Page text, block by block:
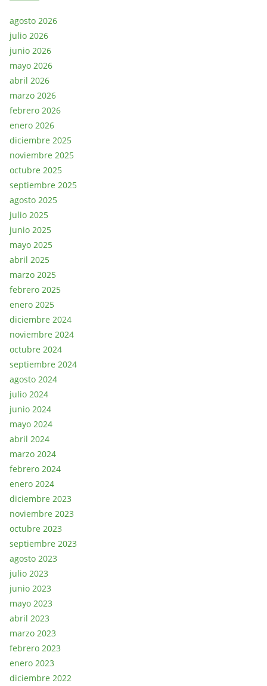
agosto 2026
julio 2026
junio 2026
mayo 2026
abril 2026
marzo 2026
febrero 2026
enero 2026
diciembre 2025
noviembre 2025
octubre 2025
septiembre 2025
agosto 2025
julio 2025
junio 2025
mayo 2025
abril 2025
marzo 2025
febrero 2025
enero 2025
diciembre 2024
noviembre 2024
octubre 2024
septiembre 2024
agosto 2024
julio 2024
junio 2024
mayo 2024
abril 2024
marzo 2024
febrero 2024
enero 2024
diciembre 2023
noviembre 2023
octubre 2023
septiembre 2023
agosto 2023
julio 2023
junio 2023
mayo 2023
abril 2023
marzo 2023
febrero 2023
enero 2023
diciembre 2022